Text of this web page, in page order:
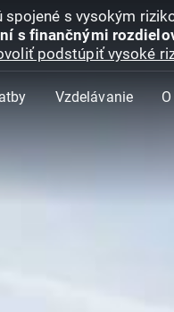
s vysokým
s finančnými
podstúpiť vysoké
Vzdelávanie